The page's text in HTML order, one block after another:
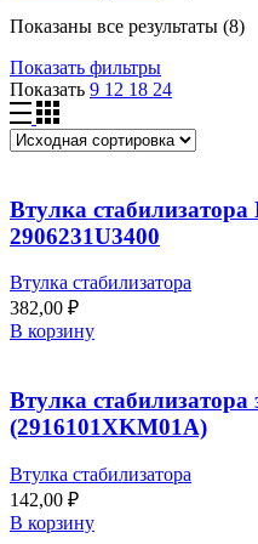
Показаны все результаты (8)
Показать фильтры
Показать 9 12 18 24
Втулка
2906231U3400
Втулка стабилизатора
382,00 ₽
В корзину
Втулка стабилизатора
(2916101XKM01A)
Втулка стабилизатора
142,00 ₽
В корзину